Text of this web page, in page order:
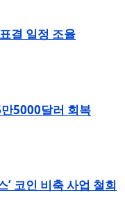
결 일정 조율
5000달러 회복
’ 코인 비축 사업 철회